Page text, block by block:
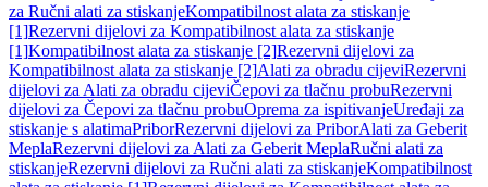
za Ručni alati za stiskanjeKompatibilnost alata za stiskanje
[1]Rezervni dijelovi za Kompatibilnost alata za stiskanje
[1]Kompatibilnost alata za stiskanje [2]Rezervni dijelovi za
Kompatibilnost alata za stiskanje [2]Alati za obradu cijeviRezervni
dijelovi za Alati za obradu cijeviČepovi za tlačnu probuRezervni
dijelovi za Čepovi za tlačnu probuOprema za ispitivanjeUređaji za
stiskanje s alatimaPriborRezervni dijelovi za PriborAlati za Geberit
MeplaRezervni dijelovi za Alati za Geberit MeplaRučni alati za
stiskanjeRezervni dijelovi za Ručni alati za stiskanjeKompatibilnost